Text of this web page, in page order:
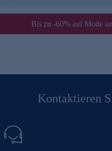
Bis zu -60% auf Mode
Kontaktieren